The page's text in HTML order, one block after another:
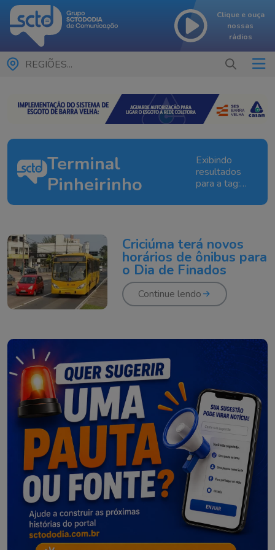
Clique e ouça
nossas
rádios
REGIÕES...
Terminal
Pinheirinho
Exibindo
resultados
para a tag:
Pinheirinho
Criciúma terá novos
horários de ônibus para
o Dia de Finados
Continue lendo